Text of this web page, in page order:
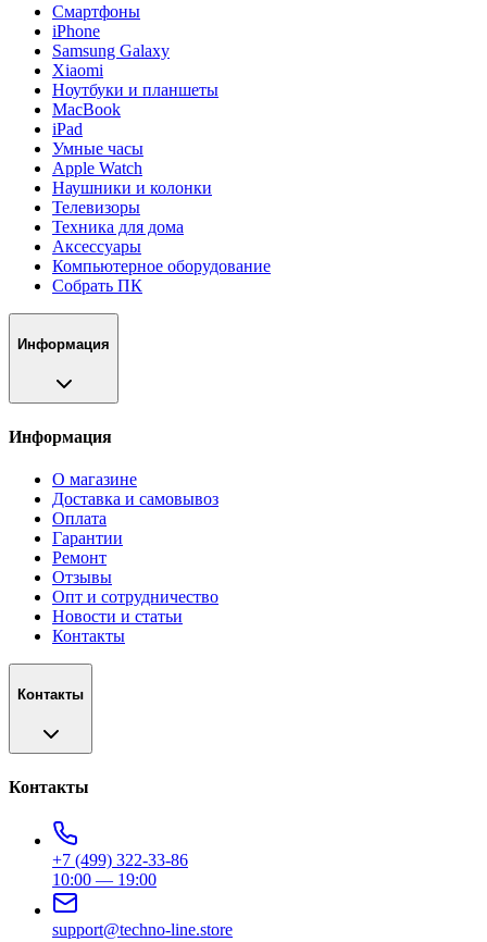
Смартфоны
iPhone
Samsung Galaxy
Xiaomi
Ноутбуки и планшеты
MacBook
iPad
Умные часы
Apple Watch
Наушники и колонки
Телевизоры
Техника для дома
Аксессуары
Компьютерное оборудование
Собрать ПК
Информация
Информация
О магазине
Доставка и самовывоз
Оплата
Гарантии
Ремонт
Отзывы
Опт и сотрудничество
Новости и статьи
Контакты
Контакты
Контакты
+7 (499) 322-33-86
10:00 — 19:00
support@techno-line.store